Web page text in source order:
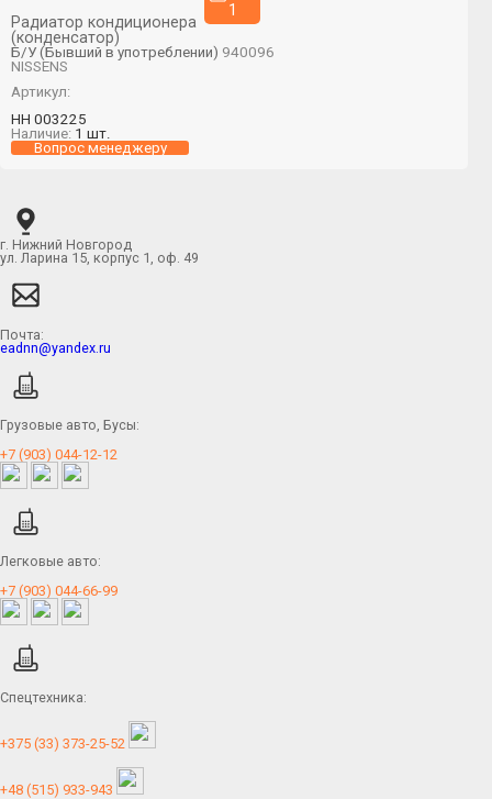
1
Радиатор кондиционера
(конденсатор)
Б/У (Бывший в употреблении) 940096
NISSENS
Артикул:
НН 003225
Наличие: 1 шт.
Вопрос менеджеру
г. Нижний Новгород
ул. Ларина 15, корпус 1, оф. 49
Почта:
eadnn@yandex.ru
Грузовые авто, Бусы:
+7 (903) 044-12-12
Легковые авто:
+7 (903) 044-66-99
Спецтехника:
+375 (33) 373-25-52
+48 (515) 933-943